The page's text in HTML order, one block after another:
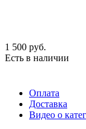
1 500 руб.
Есть в наличии
Оплата
Доставка
Видео о